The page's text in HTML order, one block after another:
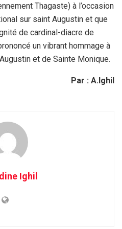
Thagaste) à l’occasion
sur saint Augustin et que
de cardinal-diacre de
un vibrant hommage à
et de Sainte Monique.
Par : A.Ighil
Ighil